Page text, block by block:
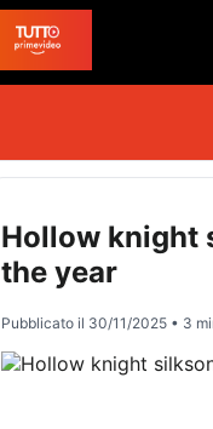
Hollow knight
the year
Pubblicato il 30/11/2025• 3